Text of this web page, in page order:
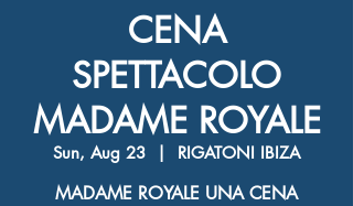
CENA
SPETTACOLO
MADAME ROYALE
Sun, Aug 23
  |
RIGATONI IBIZA
MADAME ROYALE UNA CENA